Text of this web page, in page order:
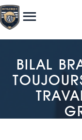
BILAL